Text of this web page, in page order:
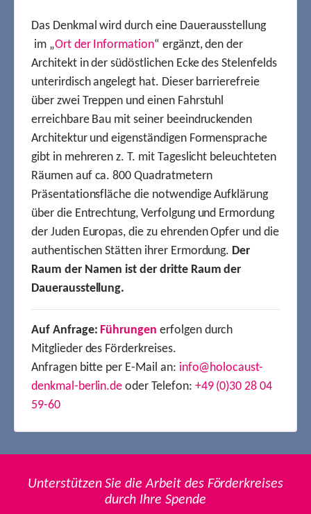
Das Denkmal wird durch eine Dauerausstellung
im „Ort der Information“ ergänzt, den der
Architekt in der südöstlichen Ecke des Stelenfelds
unterirdisch angelegt hat. Dieser barrierefreie
über zwei Treppen und einen Fahrstuhl
erreichbare Bau mit seiner beeindruckenden
Architektur und eigenständigen Formensprache
gibt in mehreren z. T. mit Tageslicht beleuchteten
Räumen auf ca. 800 Quadratmetern
Präsentationsfläche die notwendige Aufklärung
über die Entrechtung, Verfolgung und Ermordung
der Juden Europas, die zu ehrenden Opfer und die
authentischen Stätten ihrer Ermordung. Der
Raum der Namen ist der dritte Raum der
Dauerausstellung.
Auf Anfrage: Führungen erfolgen durch
Mitglieder des Förderkreises.
Anfragen bitte per E-Mail an: info@holocaust-
denkmal-berlin.de oder Telefon: +49 (0)30 28 04
59-60
Unterstützen Sie die Arbeit des Förderkreises
durch Ihre Spende